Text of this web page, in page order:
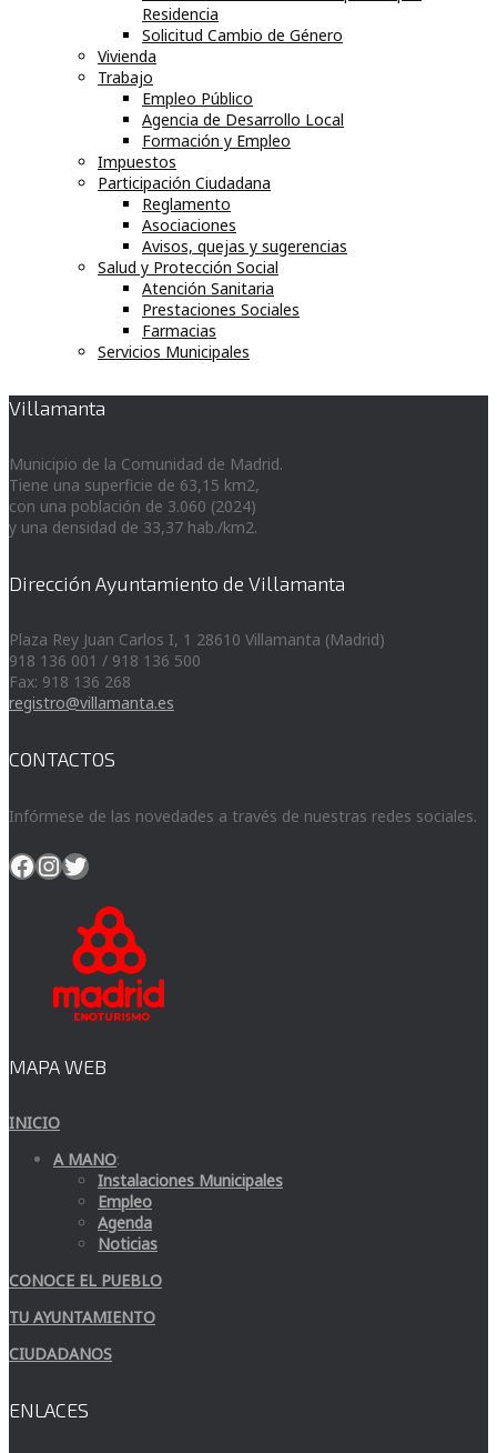
Residencia
Solicitud Cambio de Género
Vivienda
Trabajo
Empleo Público
Agencia de Desarrollo Local
Formación y Empleo
Impuestos
Participación Ciudadana
Reglamento
Asociaciones
Avisos, quejas y sugerencias
Salud y Protección Social
Atención Sanitaria
Prestaciones Sociales
Farmacias
Servicios Municipales
Villamanta
Municipio de la Comunidad de Madrid.
Tiene una superficie de 63,15 km2,
con una población de 3.060 (2024)
y una densidad de 33,37 hab./km2.
Dirección Ayuntamiento de Villamanta
Plaza Rey Juan Carlos I, 1 28610 Villamanta (Madrid)
918 136 001 / 918 136 500
Fax: 918 136 268
registro@villamanta.es
CONTACTOS
Infórmese de las novedades a través de nuestras redes sociales.
Facebook
Instagram
Twitter
MAPA WEB
INICIO
A MANO:
Instalaciones Municipales
Empleo
Agenda
Noticias
CONOCE EL PUEBLO
TU AYUNTAMIENTO
CIUDADANOS
ENLACES